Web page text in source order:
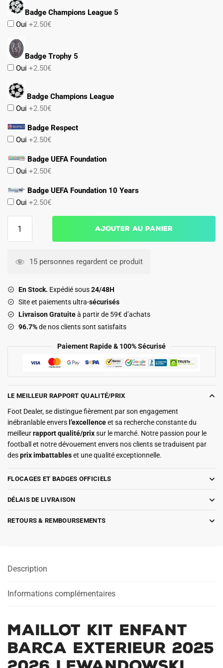
Badge Champions League 5
Oui +2.50€
Badge Trophy 5
Oui +2.50€
Badge Champions League
Oui +2.50€
Badge Respect
Oui +2.50€
Badge UEFA Foundation
Oui +2.50€
Badge UEFA Foundation 10 Years
Oui +2.50€
Exterieur
2025
2026
Lewandowski
Ajouter au panier
15 personnes regardent ce produit
En Stock. Expédié sous24/48H
Site et paiements ultra-sécurisés
Livraison Gratuiteà partir de 59€ d’achats
96.7%de nos clients sont satisfaits
Paiement Rapide & 100% Sécurisé
LE MEILLEUR RAPPORT QUALITÉ/PRIX
Foot Dealer, se distingue fièrement par son engagement
inébranlable envers l’excellenceet sa recherche constante du
meilleurrapport qualité/prixsur le marché. Notre passion pour le
football et notre dévouement envers nos clients se traduisent par
desprix imbattableset une qualité exceptionnelle.
FLOCAGES ET BADGES OFFICIELS
DÉLAIS DE LIVRAISON
RETOURS & REMBOURSEMENTS
Description
Informations complémentaires
Maillot Kit Enfant
Barca Exterieur 2025